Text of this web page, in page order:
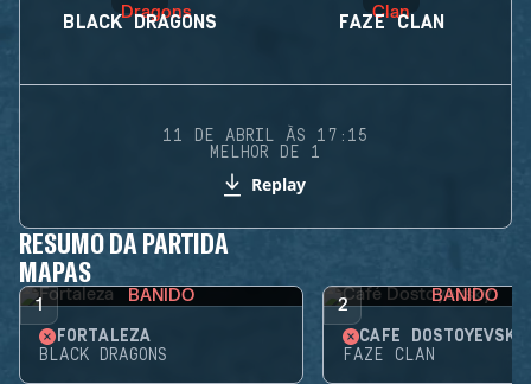
BLACK DRAGONS FAZE CLAN
11 DE ABRIL ÀS 17:15
MELHOR DE 1
Replay
RESUMO DA PARTIDA
MAPAS
1 BANIDO
FORTALEZA
BLACK DRAGONS
2 BANIDO
CAFÉ DOSTOYEVSKY
FAZE CLAN